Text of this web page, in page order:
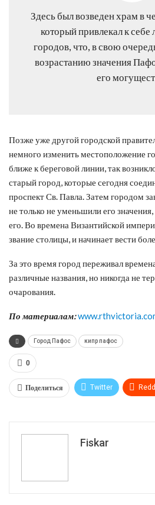
Здесь был возведен храм в
который привлекал к себе
городов, что, в свою
возрастанию значения
его
Позже уже другой городской
немного изменить местоположение
ближе к береговой линии, так
старый город, которые сегодня
проспект Св. Павла. Затем городом
не только не уменьшили его
его. Во времена Византийской
звание столицы, и начинает вести
За это время город переживал
различные названия, но никогда не
очарования.
По материалам:
Город Пафос кипр пафос
0
Поделиться Twitter
Telegram
Fiskar